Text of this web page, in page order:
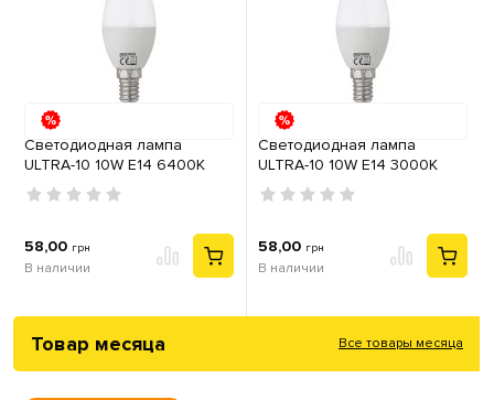
Cветодиодная лампа
ULTRA-10 10W E14 6400К
58,00 грн
В наличии
Cветодиодная лампа
ULTRA-10 10W E14 3000К
58,00 грн
В наличии
Товар месяца Все товары месяца